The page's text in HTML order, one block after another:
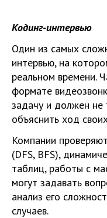
Кодинг-интервью
Один из самых
интервью, на
реальном времени.
формате
задачу и должен не
объяснить ход
Компании
(DFS, BFS),
таблиц, работы с
могут задавать
анализ его
случаев.